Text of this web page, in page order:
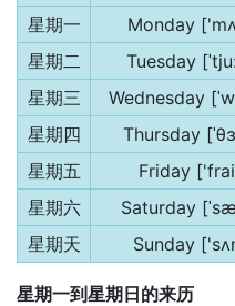
星期一
Monday
星期二
Tuesday
星期三
Wednesday
星期四
Thursday
星期五
Friday
星期六
Saturday
星期天
Sunday
星期一到星期日的来历